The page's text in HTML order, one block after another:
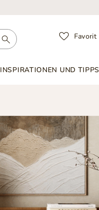
Favorit
INSPIRATIONEN UND TIPPS